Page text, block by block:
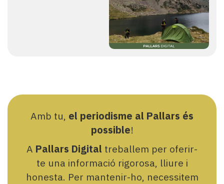
Amb tu, el periodisme al Pallars és
possible!
A Pallars Digital treballem per oferir-
te una informació rigorosa, lliure i
honesta. Per mantenir-ho, necessitem